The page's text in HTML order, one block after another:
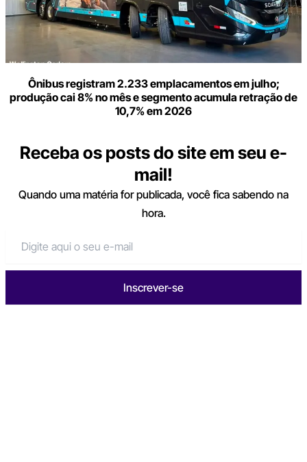
Ônibus registram 2.233 emplacamentos em julho;
produção cai 8% no mês e segmento acumula retração de
10,7% em 2026
Receba os posts do site em seu e-
mail!
Quando uma matéria for publicada, você fica sabendo na
hora.
Inscrever-se